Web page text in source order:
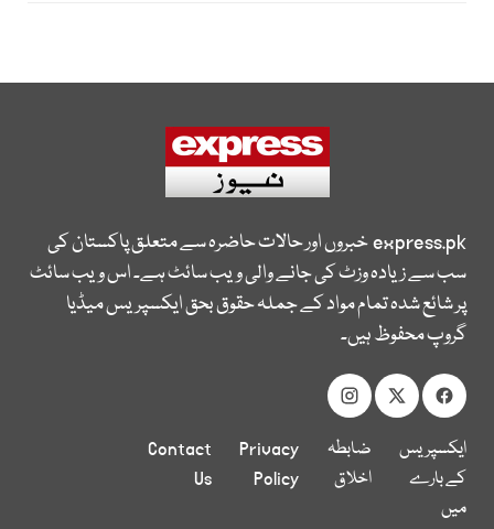
express.pkخبروں اور حالات حاضرہ سے متعلق پاکستان کی
سب سے زیادہ وزٹ کی جانے والی ویب سائٹ ہے۔ اس ویب سائٹ
پر شائع شدہ تمام مواد کے جملہ حقوق بحق ایکسپریس میڈیا
گروپ محفوظ ہیں۔
ایکسپریس
کے بارے
میں
ضابطہ
اخلاق
Privacy
Policy
Contact
Us